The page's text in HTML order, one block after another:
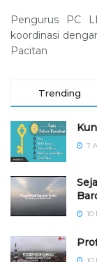
Pengurus PC
koordinasi
Pacitan
Trending
7
10
10